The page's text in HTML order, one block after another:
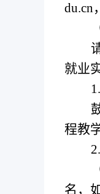
du.cn
就业
程教
名，